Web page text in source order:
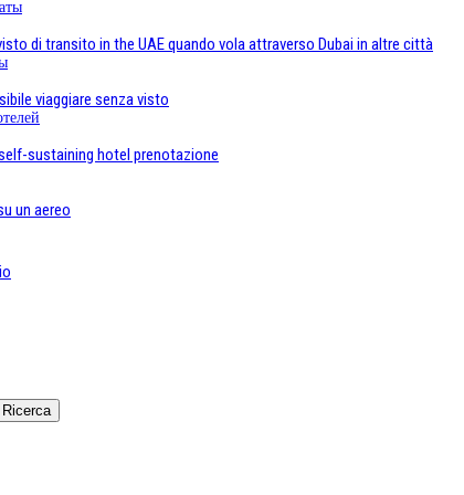
di transito in the UAE quando vola attraverso Dubai in altre città
viaggiare senza visto
sustaining hotel prenotazione
un aereo